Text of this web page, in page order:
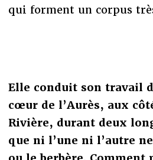
qui forment un corpus
Elle conduit son travail
cœur de l’Aurès, aux
Rivière, durant deux
que ni l’une ni l’autre